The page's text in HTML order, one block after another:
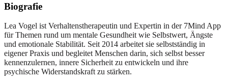
Biografie
Lea Vogel ist Verhaltenstherapeutin und Expertin in der 7Mind App
für Themen rund um mentale Gesundheit wie Selbstwert, Ängste
und emotionale Stabilität. Seit 2014 arbeitet sie selbstständig in
eigener Praxis und begleitet Menschen darin, sich selbst besser
kennenzulernen, innere Sicherheit zu entwickeln und ihre
psychische Widerstandskraft zu stärken.